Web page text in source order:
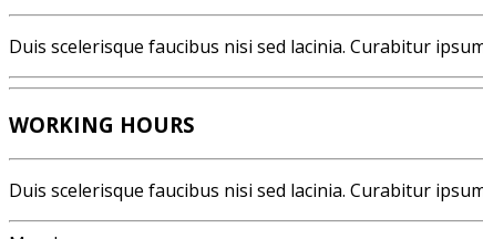
Duis scelerisque faucibus nisi sed lacinia. Curabitur
WORKING HOURS
Duis scelerisque faucibus nisi sed lacinia. Curabitur